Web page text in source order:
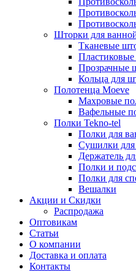
Шторки для
Тканевые
Прозрачные
Кольца для
Полотенца Moeve
Махровые
Вафельные
Полки Tekno-tel
Полки для
Сушилки для
Держатель
Полки и
Полки для
Вешалки
Акции и Скидки
Распродажа
Оптовикам
Статьи
О компании
Доставка и оплата
Контакты